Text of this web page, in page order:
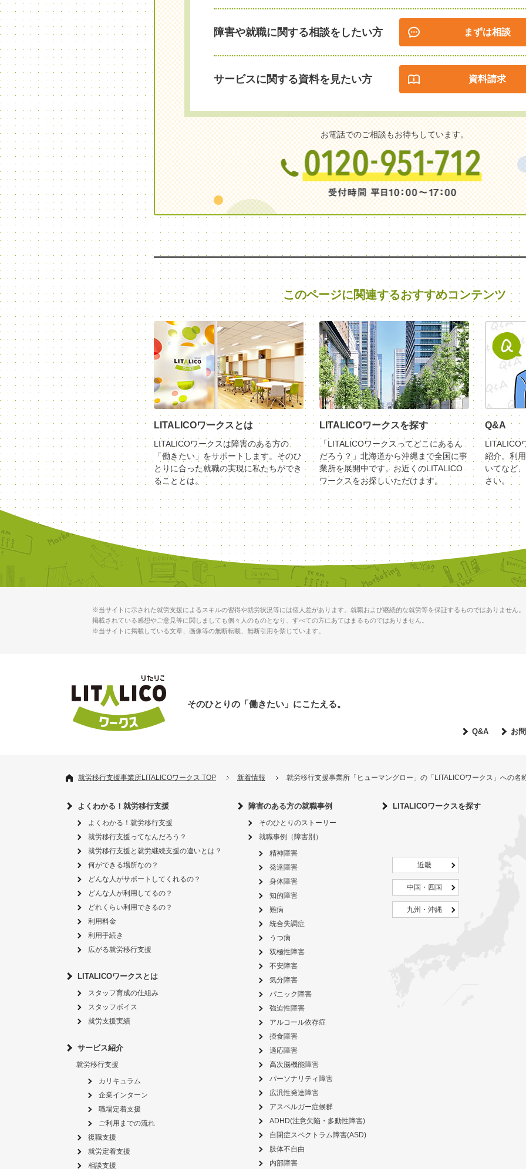
障害や就職に関する相談をしたい方 まずは相談
サービスに関する資料を見たい方 資料請求
お電話でのご相談もお待ちしています。
このページに関連するおすすめコンテンツ
LITALICOワークスとは
LITALICOワークスは障害のある方の
「働きたい」をサポートします。そのひ
とりに合った就職の実現に私たちができ
ることとは。
LITALICOワークスを探す
「LITALICOワークスってどこにあるん
だろう？」北海道から沖縄まで全国に事
業所を展開中です。お近くのLITALICO
ワークスをお探しいただけます。
Q&A
LITALICO
紹介。利
いてなど
さい。
※当サイトに示された就労支援によるスキルの習得や就労状況等には個人差があります。就職および継続的な就労等を保証するものではありません。
掲載されている感想やご意見等に関しましても個々人のものとなり、すべての方にあてはまるものではありません。
※当サイトに掲載している文章、画像等の無断転載、無断引用を禁じています。
そのひとりの「働きたい」にこたえる。
Q&A お
就労移行支援事業所LITALICOワークス TOP 新着情報 就労移行支援事業所「ヒューマングロー」の「LITALICOワークス」への名
よくわかる！就労移行支援
よくわかる！就労移行支援
就労移行支援ってなんだろう？
就労移行支援と就労継続支援の違いとは？
何ができる場所なの？
どんな人がサポートしてくれるの？
どんな人が利用してるの？
どれくらい利用できるの？
利用料金
利用手続き
広がる就労移行支援
LITALICOワークスとは
スタッフ育成の仕組み
スタッフボイス
就労支援実績
サービス紹介
就労移行支援
カリキュラム
企業インターン
職場定着支援
ご利用までの流れ
復職支援
就労定着支援
相談支援
障害のある方の就職事例
そのひとりのストーリー
就職事例（障害別）
精神障害
発達障害
身体障害
知的障害
難病
統合失調症
うつ病
双極性障害
不安障害
気分障害
パニック障害
強迫性障害
アルコール依存症
摂食障害
適応障害
高次脳機能障害
パーソナリティ障害
広汎性発達障害
アスペルガー症候群
ADHD(注意欠陥・多動性障害)
自閉症スペクトラム障害(ASD)
肢体不自由
内部障害
LITALICOワークスを探す
近畿
中国・四国
九州・沖縄